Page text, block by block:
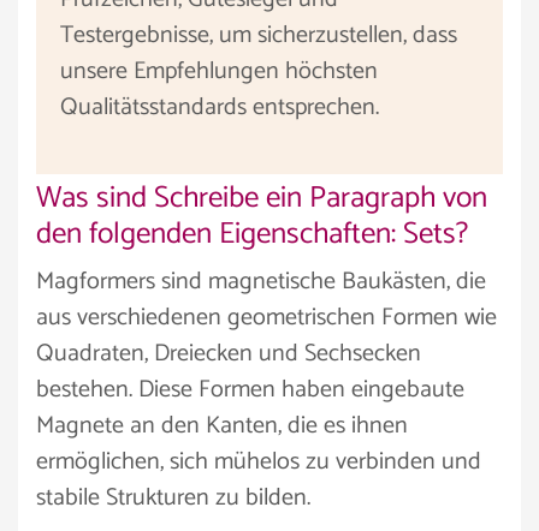
Testergebnisse, um sicherzustellen, dass
unsere Empfehlungen höchsten
Qualitätsstandards entsprechen.
Was sind Schreibe ein Paragraph von
den folgenden Eigenschaften: Sets?
Magformers sind magnetische Baukästen, die
aus verschiedenen geometrischen Formen wie
Quadraten, Dreiecken und Sechsecken
bestehen. Diese Formen haben eingebaute
Magnete an den Kanten, die es ihnen
ermöglichen, sich mühelos zu verbinden und
stabile Strukturen zu bilden.